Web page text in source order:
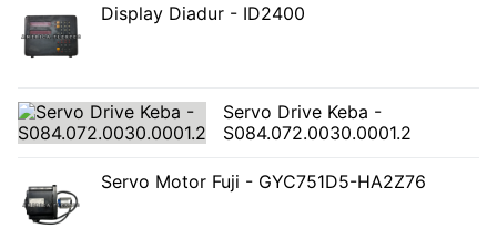
Display Diadur - ID2400
Servo Drive Keba -
S084.072.0030.0001.2
Servo Motor Fuji - GYC751D5-HA2Z76